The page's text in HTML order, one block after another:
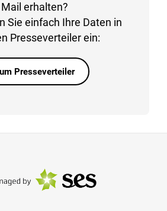
Mail erhalten?
Sie einfach Ihre Daten in
Presseverteiler ein:
Presseverteiler